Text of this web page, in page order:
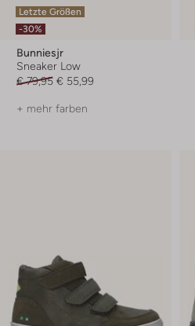
Letzte Größen
-30%
Bunniesjr
Sneaker Low
€ 79,95 € 55,99
+ mehr farben